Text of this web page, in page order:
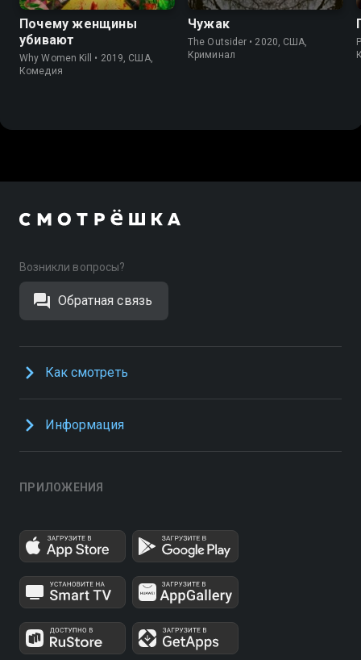
Почему женщины
убивают
Why Women Kill • 2019, США,
Комедия
Чужак
The Outsider • 2020, США,
Криминал
Возникли вопросы?
Обратная связь
Как смотреть
Информация
ПРИЛОЖЕНИЯ